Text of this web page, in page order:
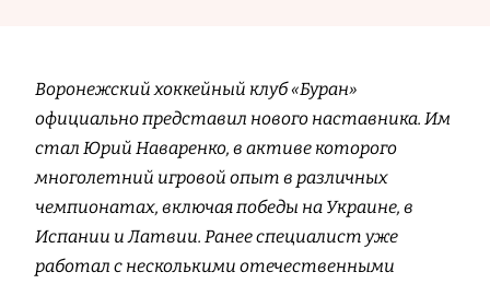
Воронежский хоккейный клуб «Буран»
официально представил нового наставника. Им
стал Юрий Наваренко, в активе которого
многолетний игровой опыт в различных
чемпионатах, включая победы на Украине, в
Испании и Латвии. Ранее специалист уже
работал с несколькими отечественными